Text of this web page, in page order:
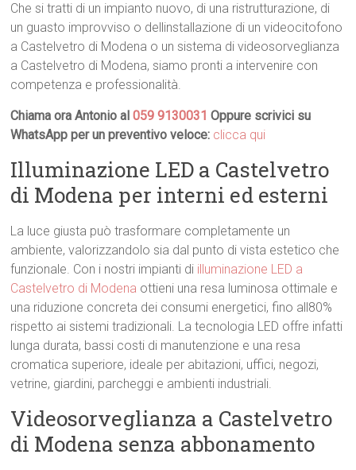
Che si tratti di un impianto nuovo, di una ristrutturazione, di
un guasto improvviso o dellinstallazione di un videocitofono
a Castelvetro di Modena o un sistema di videosorveglianza
a Castelvetro di Modena, siamo pronti a intervenire con
competenza e professionalità.
Chiama ora Antonio al059 9130031 Oppure scrivici su
WhatsApp per un preventivo veloce: clicca qui
Illuminazione LED a Castelvetro
di Modena per interni ed esterni
La luce giusta può trasformare completamente un
ambiente, valorizzandolo sia dal punto di vista estetico che
funzionale. Con i nostri impianti di illuminazione LED a
Castelvetro di Modena ottieni una resa luminosa ottimale e
una riduzione concreta dei consumi energetici, fino all80%
rispetto ai sistemi tradizionali. La tecnologia LED offre infatti
lunga durata, bassi costi di manutenzione e una resa
cromatica superiore, ideale per abitazioni, uffici, negozi,
vetrine, giardini, parcheggi e ambienti industriali.
Videosorveglianza a Castelvetro
di Modena senza abbonamento